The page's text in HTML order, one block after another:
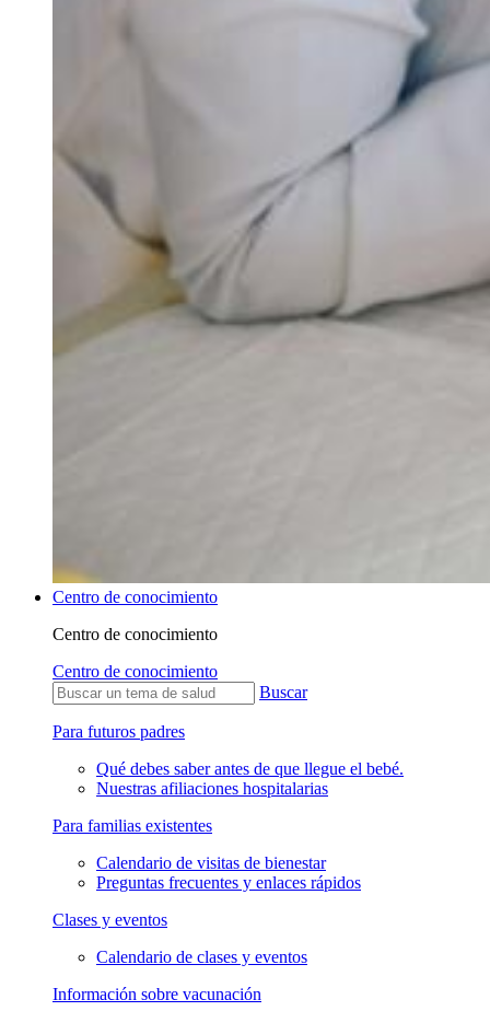
Centro de conocimiento
Centro de conocimiento
Centro de conocimiento
Buscar
Para futuros padres
Qué debes saber antes de que llegue el bebé.
Nuestras afiliaciones hospitalarias
Para familias existentes
Calendario de visitas de bienestar
Preguntas frecuentes y enlaces rápidos
Clases y eventos
Calendario de clases y eventos
Información sobre vacunación